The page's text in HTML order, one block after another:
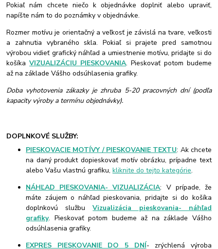
Pokiaľ nám chcete niečo k objednávke doplniť alebo upraviť,
napíšte nám to do poznámky v objednávke.
Rozmer motívu je orientačný a veľkosť je závislá na tvare, veľkosti
a zahnutia vybraného skla. Pokiaľ si prajete pred samotnou
výrobou vidieť grafický náhľad a umiestnenie motívu, pridajte si do
košíkaVIZUALIZÁCIU PIESKOVANIA. Pieskovať potom budeme
až na základe Vášho odsúhlasenia grafiky.
Doba vyhotovenia zákazky je zhruba 5-20 pracovných dní (podľa
kapacity výroby a termínu objednávky).
DOPLNKOVÉ SLUŽBY:
PIESKOVACIE MOTÍVY / PIESKOVANIE TEXTU: Ak chcete
na daný produkt dopieskovať motív obrázku, prípadne text
alebo Vašu vlastnú grafiku,kliknite do tejto kategórie.
NÁHĽAD PIESKOVANIA- VIZUALIZÁCIA: V prípade, že
máte záujem o náhľad pieskovania, pridajte si do košíka
doplnkovú službuVizualizácia pieskovania- náhľad
grafiky. Pieskovať potom budeme až na základe Vášho
odsúhlasenia grafiky.
EXPRES PIESKOVANIE DO 5 DNÍ- zrýchlená výroba